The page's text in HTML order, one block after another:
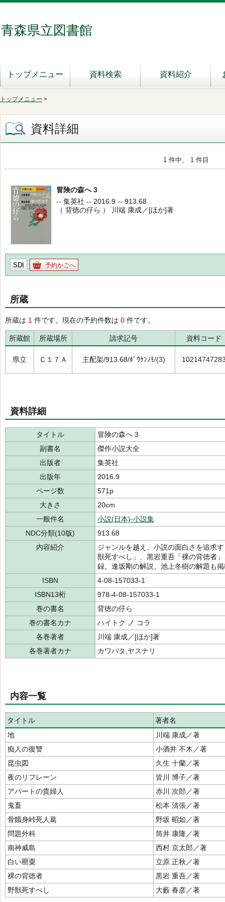
青森県立図書館
トップメニュー 資料検索 資料紹介
トップメニュー >
資料詳細
1 件中、 1 件目
冒険の森へ 3
-- 集英社 -- 2016.9 -- 913.68
（ 背徳の仔ら ） 川端 康成／[ほか]著
SDI 予約かごへ
所蔵
所蔵は 1 件です。現在の予約件数は 0 件です。
所蔵館 所蔵場所 請求記号 資料コード
県立 Ｃ１７Ａ 主配架/913.68/ﾎﾞｳｹﾝﾉﾓ/(3)
資料詳細
タイトル
冒険の森へ 3
副書名
傑作小説大全
出版者
集英社
出版年
2016.9
ページ数
571p
大きさ
20cm
一般件名
小説(日本)-小説集
NDC分類(10版)
913.68
内容紹介
ジャンルを越え、小説の面白さを追求
獣死すべし」、黒岩重吾「裸の背徳者
録。逢坂剛の解説、池上冬樹の解題も
ISBN
4-08-157033-1
ISBN13桁
978-4-08-157033-1
巻の書名
背徳の仔ら
巻の書名カナ
ハイトク ノ コラ
各巻著者
川端 康成／[ほか]著
各巻著者カナ
カワバタ,ヤスナリ
内容一覧
タイトル
著者名
地
川端 康成／著
痴人の復讐
小酒井 不木／著
昆虫図
久生 十蘭／著
夜のリフレーン
皆川 博子／著
アパートの貴婦人
赤川 次郎／著
鬼畜
松本 清張／著
骨餓身峠死人葛
野坂 昭如／著
問題外科
筒井 康隆／著
南神威島
西村 京太郎／著
白い罌粟
立原 正秋／著
裸の背徳者
黒岩 重吾／著
野獣死すべし
大藪 春彦／著